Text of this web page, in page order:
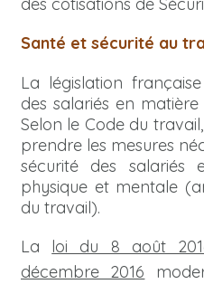
des cotisations de
Santé et sécurité au
La législation
des salariés en
Selon le Code du
prendre les mesures
sécurité des salariés
physique et mentale
du travail).
La loi du 8 août
décembre 2016